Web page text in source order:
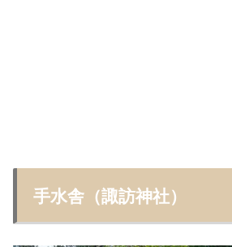
手水舎（諏訪神社）